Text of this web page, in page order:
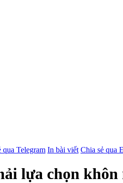
qua Telegram In bài viết Chia sẻ qua
lựa chọn khôn